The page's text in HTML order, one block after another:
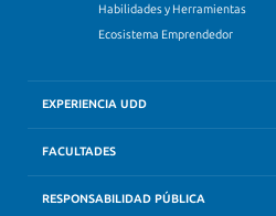
Habilidades y Herramientas
Ecosistema Emprendedor
EXPERIENCIA UDD
FACULTADES
RESPONSABILIDAD PÚBLICA